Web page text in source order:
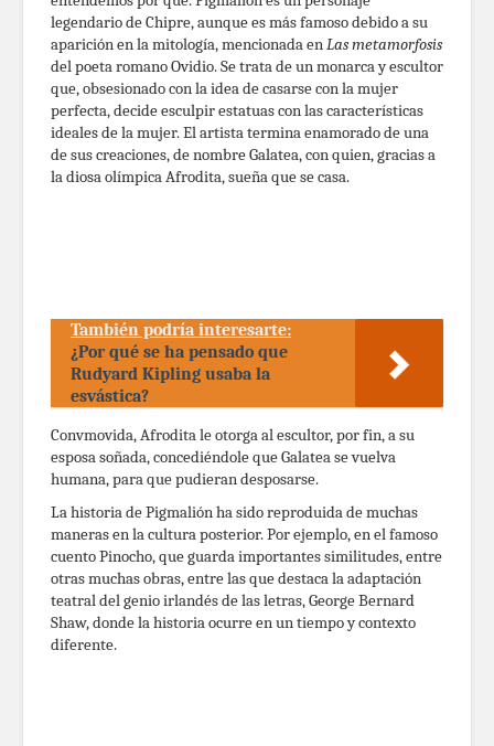
legendario de Chipre, aunque es más famoso debido a su
aparición en la mitología, mencionada enLas metamorfosis
del poeta romano Ovidio. Se trata de un monarca y escultor
que, obsesionado con la idea de casarse con la mujer
perfecta, decide esculpir estatuas con las características
ideales de la mujer. El artista termina enamorado de una
de sus creaciones, de nombre Galatea, con quien, gracias a
la diosa olímpica Afrodita, sueña que se casa.
También podría interesarte:
¿Por qué se ha pensado que
Rudyard Kipling usaba la
esvástica?
Convmovida, Afrodita le otorga al escultor, por fin, a su
esposa soñada, concediéndole que Galatea se vuelva
humana, para que pudieran desposarse.
La historia de Pigmalión ha sido reproduida de muchas
maneras en la cultura posterior. Por ejemplo, en el famoso
cuento Pinocho, que guarda importantes similitudes, entre
otras muchas obras, entre las que destaca la adaptación
teatral del genio irlandés de las letras, George Bernard
Shaw, donde la historia ocurre en un tiempo y contexto
diferente.